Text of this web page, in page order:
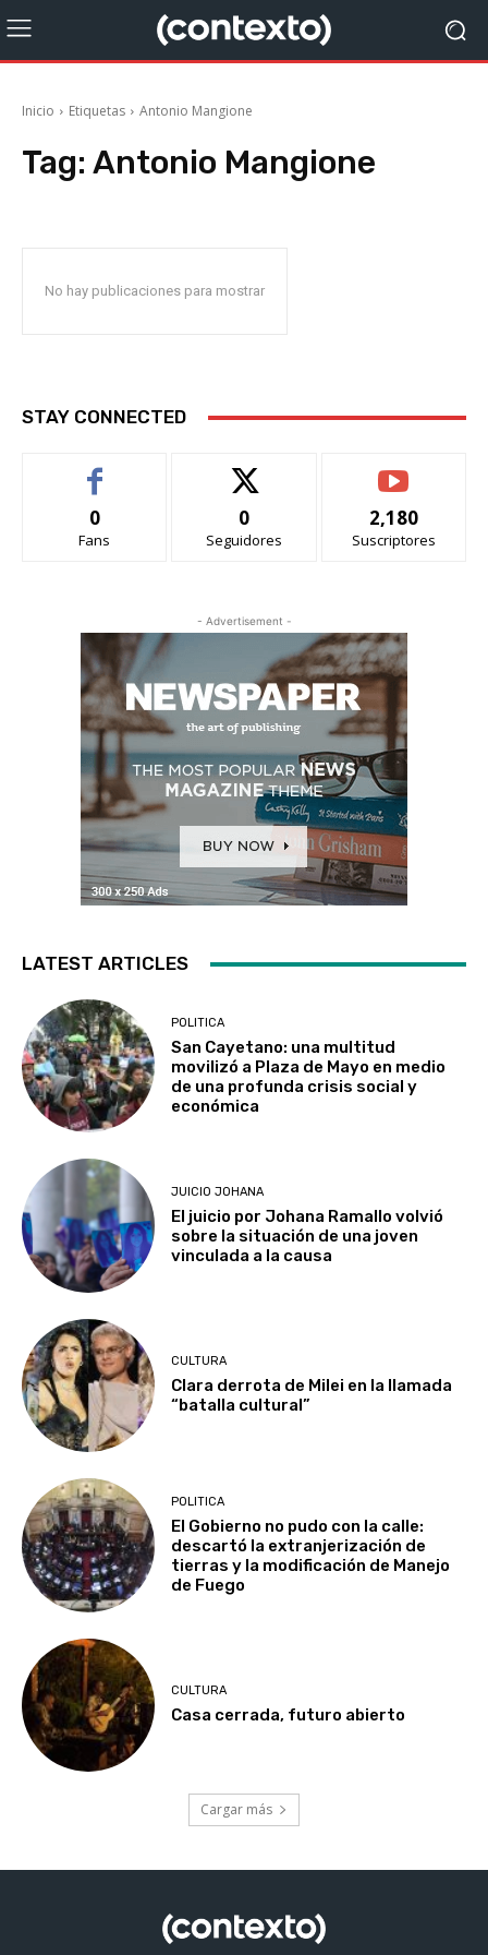
Inicio Etiquetas Antonio Mangione
Tag: Antonio Mangione
No hay publicaciones para mostrar
STAY CONNECTED
0
Fans
0
Seguidores
2,180
Suscriptores
- Advertisement -
LATEST ARTICLES
POLITICA
San Cayetano: una multitud
movilizó a Plaza de Mayo en medio
de una profunda crisis social y
económica
JUICIO JOHANA
El juicio por Johana Ramallo volvió
sobre la situación de una joven
vinculada a la causa
CULTURA
Clara derrota de Milei en la llamada
“batalla cultural”
POLITICA
El Gobierno no pudo con la calle:
descartó la extranjerización de
tierras y la modificación de Manejo
de Fuego
CULTURA
Casa cerrada, futuro abierto
Cargar más